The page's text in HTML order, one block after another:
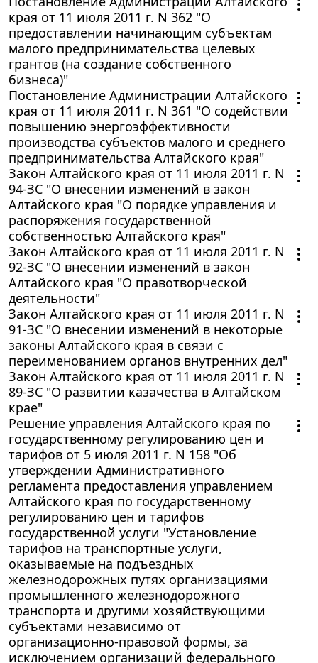
края от 11 июля 2011 г. N 362 "О
предоставлении начинающим субъектам
малого предпринимательства целевых
грантов (на создание собственного
бизнеса)"
Постановление Администрации Алтайского
края от 11 июля 2011 г. N 361 "О содействии
повышению энергоэффективности
производства субъектов малого и среднего
предпринимательства Алтайского края"
Закон Алтайского края от 11 июля 2011 г. N
94-ЗС "О внесении изменений в закон
Алтайского края "О порядке управления и
распоряжения государственной
собственностью Алтайского края"
Закон Алтайского края от 11 июля 2011 г. N
92-ЗС "О внесении изменений в закон
Алтайского края "О правотворческой
деятельности"
Закон Алтайского края от 11 июля 2011 г. N
91-ЗС "О внесении изменений в некоторые
законы Алтайского края в связи с
переименованием органов внутренних дел"
Закон Алтайского края от 11 июля 2011 г. N
89-ЗС "О развитии казачества в Алтайском
крае"
Решение управления Алтайского края по
государственному регулированию цен и
тарифов от 5 июля 2011 г. N 158 "Об
утверждении Административного
регламента предоставления управлением
Алтайского края по государственному
регулированию цен и тарифов
государственной услуги "Установление
тарифов на транспортные услуги,
оказываемые на подъездных
железнодорожных путях организациями
промышленного железнодорожного
транспорта и другими хозяйствующими
субъектами независимо от
организационно-правовой формы, за
исключением организаций федерального